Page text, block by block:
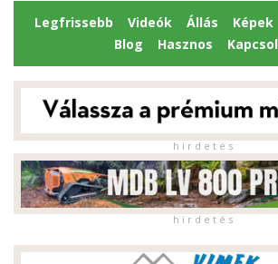
Legfrissebb Videók Állás Képek
Blog
Hasznos
h i r d e t é s
h i r d e t é s